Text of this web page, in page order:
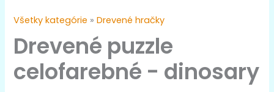
Všetky kategórie »Drevené hračky
Drevené puzzle
celofarebné - dinosary